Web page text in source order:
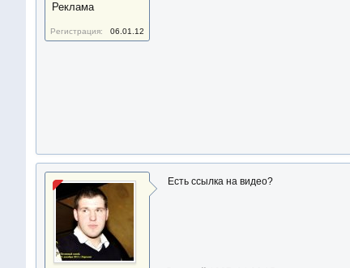
Реклама
Регистрация: 06.01.12
Есть ссылка на видео?